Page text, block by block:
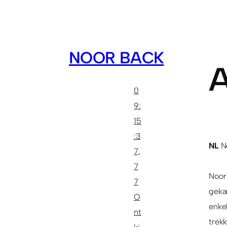
NOOR BACK
0
9:
15
:3
7,
7
7
O
nt
NL